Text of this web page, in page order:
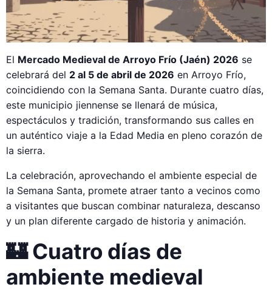
El Mercado Medieval de Arroyo Frío (Jaén) 2026 se
celebrará del 2 al 5 de abril de 2026 en Arroyo Frío,
coincidiendo con la Semana Santa. Durante cuatro días,
este municipio jiennense se llenará de música,
espectáculos y tradición, transformando sus calles en
un auténtico viaje a la Edad Media en pleno corazón de
la sierra.
La celebración, aprovechando el ambiente especial de
la Semana Santa, promete atraer tanto a vecinos como
a visitantes que buscan combinar naturaleza, descanso
y un plan diferente cargado de historia y animación.
🏰 Cuatro días de
ambiente medieval